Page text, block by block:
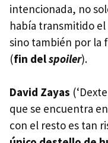
intencionada, no
había transmitido
sino también por la
(fin delspoiler).
David Zayas
que se encuentra
con el resto es tan